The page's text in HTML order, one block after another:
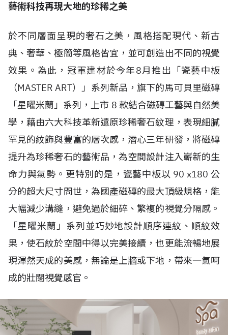
藝術科技再現大地的珍稀之美
於不同層面呈現的奢石之美，風格搭配現代、新古
典、奢華、極簡等風格皆宜，並可創造出不同的視覺
效果。為此，冠軍建材於今年8月推出「瓷藝中板
（MASTER ART）」系列新品，旗下的馬可貝里磁磚
「星曜米蘭」系列，上市 8 款結合磁磚工藝與自然美
學，藉由六大科技革新還原珍稀奢石紋理，表現細膩
罕見的紋飾與豐富的層次感，潛心三年研發，將磁磚
提升為珍稀奢石的藝術品，為空間設計注入嶄新的生
命力與氣勢。更特別的是，瓷藝中板以 90 x180 公
分的超大尺寸問世，為國產磁磚的最大頂級規格，能
大幅減少溝縫，避免過於細碎、繁複的視覺分隔感。
「星曜米蘭」系列並巧妙地設計順序連紋、順紋效
果，使石紋於空間中得以完美接續，也更能流暢地展
現渾然天成的美感，無論是上牆或下地，帶來一氣呵
成的壯闊視覺感官。